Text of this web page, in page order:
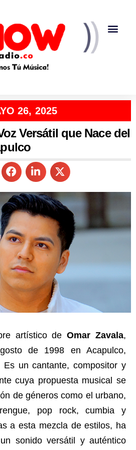
26, 2025
Versátil que Nace del
artístico deOmar Zavala,
de 1998 en Acapulco,
Es un cantante, compositor y
cuya propuesta musical se
de géneros como el urbano,
pop rock, cumbia y
a esta mezcla de estilos, ha
sonido versátil y auténtico